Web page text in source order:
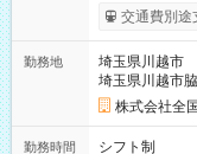
※勤務回数に
り！】 希望さ
例】 ・河合塾
×8時間＝日収
円の場合あり
円（役割手当＋
間】試用期間な
交通費別途
勤務地
埼玉県川越市
埼玉県川越市
株式会社全
勤務時間
シフト制